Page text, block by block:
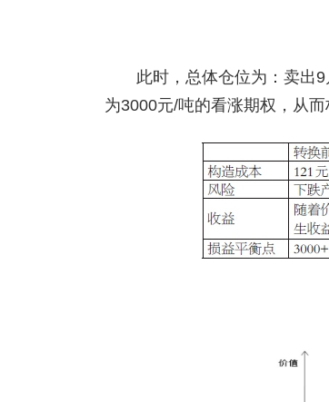
此时，总体仓位为：卖出
为3000元/吨的看涨期权，从而